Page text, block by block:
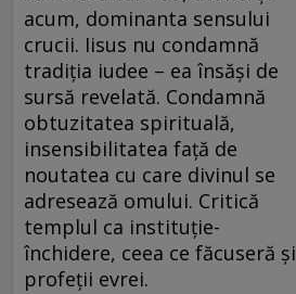
acum, dominanta sensului
crucii. Iisus nu condamnă
tradiţia iudee – ea însăşi de
sursă revelată. Condamnă
obtuzitatea spirituală,
insensibilitatea faţă de
noutatea cu care divinul se
adresează omului. Critică
templul ca instituţie-
închidere, ceea ce făcuseră şi
profeţii evrei.